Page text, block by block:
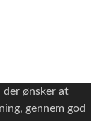
ønsker at
gennem god